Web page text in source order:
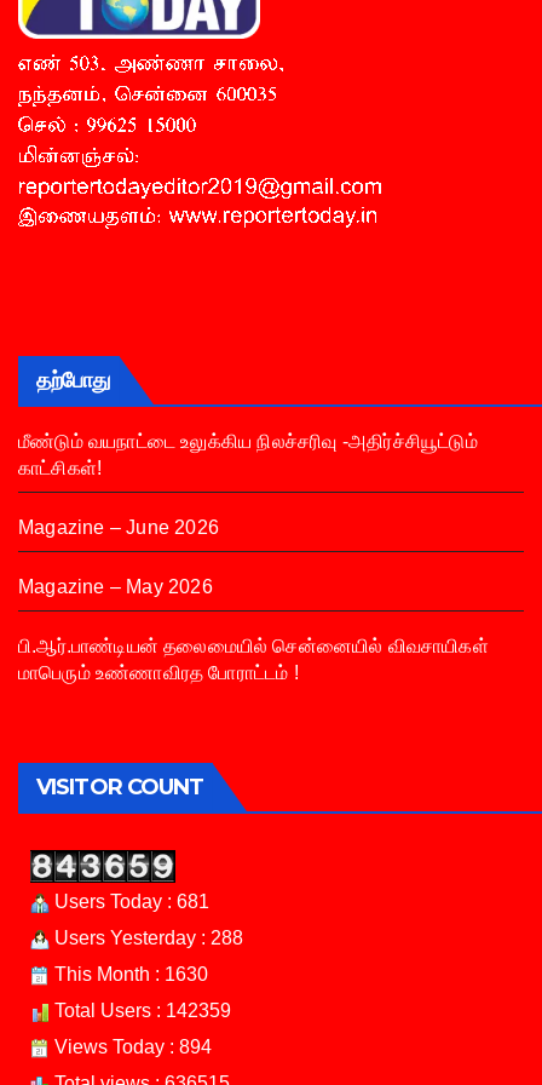
தற்போது
மீண்டும் வயநாட்டை உலுக்கிய நிலச்சரிவு -அதிர்ச்சியூட்டும்
காட்சிகள்!
Magazine – June 2026
Magazine – May 2026
பி.ஆர்.பாண்டியன் தலைமையில் சென்னையில் விவசாயிகள்
மாபெரும் உண்ணாவிரத போராட்டம் !
VISITOR COUNT
Users Today : 681
Users Yesterday : 288
This Month : 1630
Total Users : 142359
Views Today : 894